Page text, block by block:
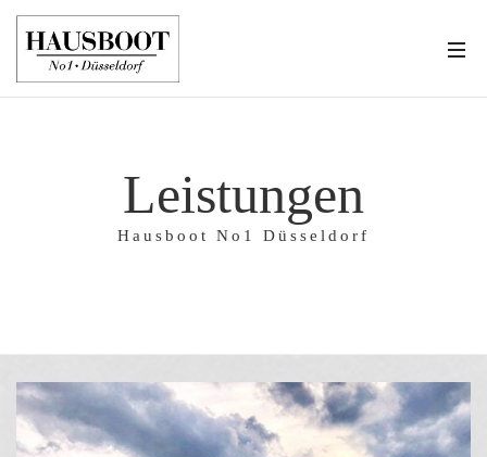
Leistungen
Hausboot No1 Düsseldorf